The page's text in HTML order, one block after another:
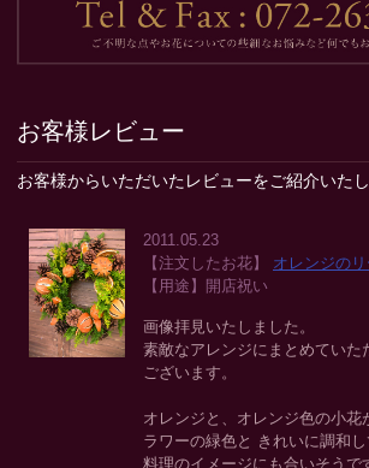
お客様レビュー
お客様からいただいたレビューをご紹介いたし